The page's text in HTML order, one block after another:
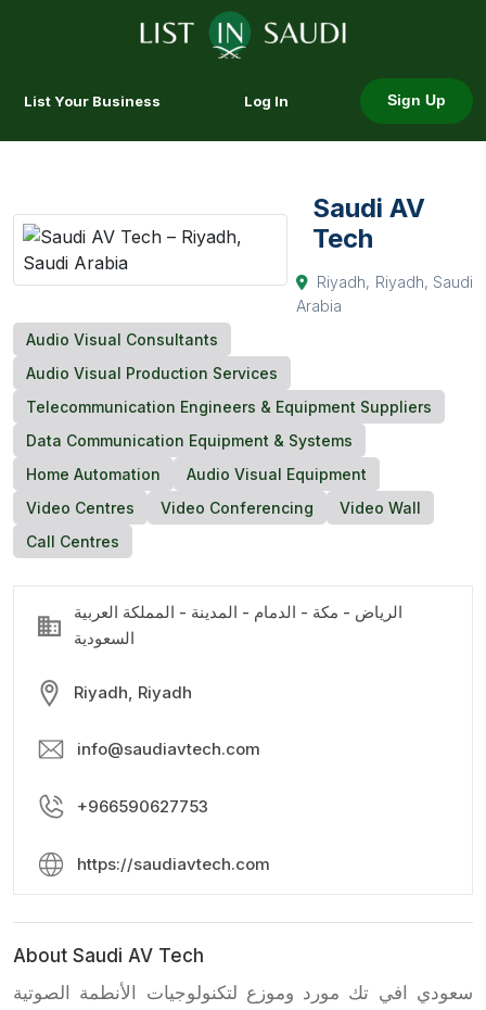
List Your Business Log In Sign Up
Saudi AV
Tech
Riyadh, Riyadh, Saudi
Arabia
Audio Visual Consultants
Audio Visual Production Services
Telecommunication Engineers & Equipment Suppliers
Data Communication Equipment & Systems
Home Automation
Audio Visual Equipment
Video Centres
Video Conferencing
Video Wall
Call Centres
الرياض - مكة - الدمام - المدينة - المملكة العربية
السعودية
Riyadh, Riyadh
info@saudiavtech.com
+966590627753
https://saudiavtech.com
About Saudi AV Tech
سعودي افي تك مورد وموزع لتكنولوجيات الأنطمة الصوتية